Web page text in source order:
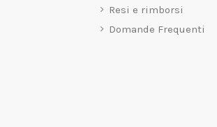
Resi e rimborsi
Domande Frequenti